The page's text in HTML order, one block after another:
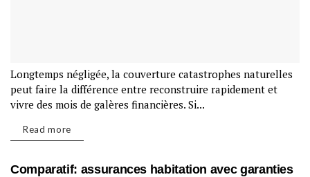
Longtemps négligée, la couverture catastrophes naturelles
peut faire la différence entre reconstruire rapidement et
vivre des mois de galères financières. Si...
Read more
Comparatif: assurances habitation avec garanties